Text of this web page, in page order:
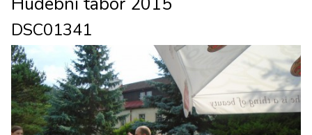
DSC01341